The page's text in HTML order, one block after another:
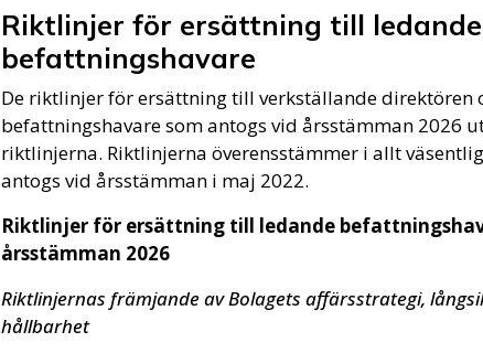
Riktlinjer för ersättning till ledande
befattningshavare
De riktlinjer för ersättning till verkställande direktören
befattningshavare som antogs vid årsstämman 2026
riktlinjerna. Riktlinjerna överensstämmer i allt
antogs vid årsstämman i maj 2022.
Riktlinjer för ersättning till ledande
årsstämman 2026
Riktlinjernas främjande av Bolagets affärsstrategi,
hållbarhet